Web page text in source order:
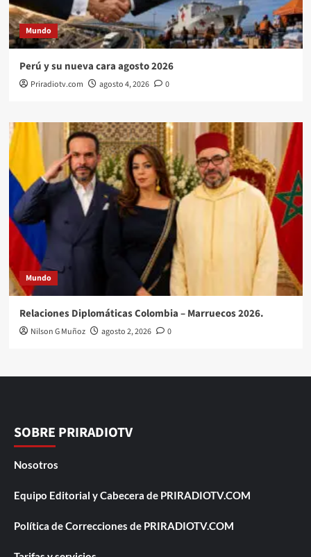
Mundo
Perú y su nueva cara agosto 2026
Priradiotv.com agosto 4, 2026 0
Mundo
Relaciones Diplomáticas Colombia – Marruecos 2026.
Nilson G Muñoz agosto 2, 2026 0
SOBRE PRIRADIOTV
Nosotros
Equipo Editorial y Cabecera de PRIRADIOTV.COM
Política de Correcciones de PRIRADIOTV.COM